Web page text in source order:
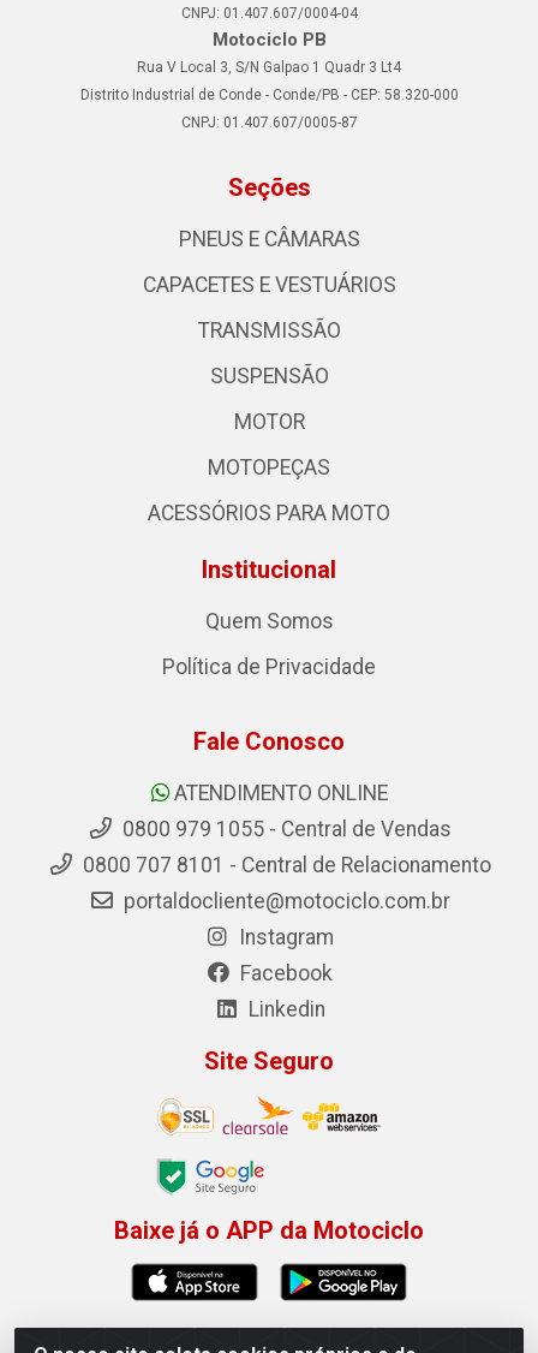
CNPJ: 01.407.607/0004-04
Motociclo PB
Rua V Local 3, S/N Galpao 1 Quadr 3 Lt4
Distrito Industrial de Conde - Conde/PB - CEP: 58.320-000
CNPJ: 01.407.607/0005-87
Seções
PNEUS E CÂMARAS
CAPACETES E VESTUÁRIOS
TRANSMISSÃO
SUSPENSÃO
MOTOR
MOTOPEÇAS
ACESSÓRIOS PARA MOTO
Institucional
Quem Somos
Política de Privacidade
Fale Conosco
ATENDIMENTO ONLINE
0800 979 1055 - Central de Vendas
0800 707 8101 - Central de Relacionamento
portaldocliente@motociclo.com.br
Instagram
Facebook
Linkedin
Site Seguro
Baixe já o APP da Motociclo